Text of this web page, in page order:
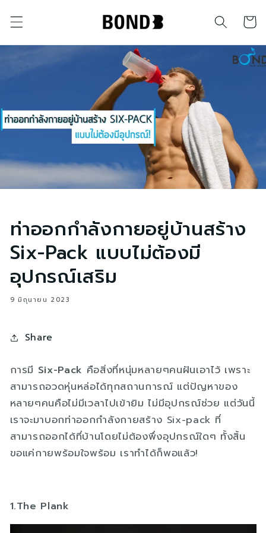
ยัง
เนื้อหา
ตะกร้า
สินค้า
ท่าออกกำลังกายอยู่บ้านสร้าง
Six-Pack แบบไม่ต้องมี
อุปกรณ์เสริม
9 มิถุนายน 2023
Share
การมี Six-Pack คือสิ่งที่หนุ่มหลายๆคนฝันเอาไว้ เพราะ
สามารถอวดหุ่นหล่อได้ทุกสถานการณ์ แต่ปัญหาของ
หลายๆคนคือไม่มีเวลาไปเข้ายิม ไม่มีอุปกรณ์ช่วย แต่วันนี้
เราจะมาบอกท่าออกกำลังกายสร้าง Six-pack ที่
สามารถออกได้ที่บ้านโดยไม่ต้องพึ่งอุปกรณ์ใดๆ ทั้งสิ้น
ขอแค่กายพร้อมใจพร้อม เราทำได้ก็พอแล้ว!
1.The Plank